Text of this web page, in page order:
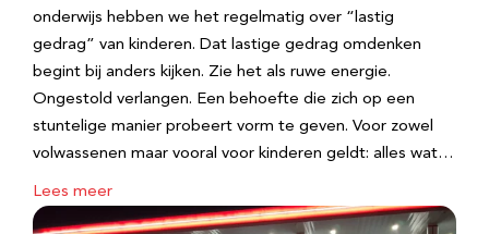
onderwijs hebben we het regelmatig over “lastig
gedrag” van kinderen. Dat lastige gedrag omdenken
begint bij anders kijken. Zie het als ruwe energie.
Ongestold verlangen. Een behoefte die zich op een
stuntelige manier probeert vorm te geven. Voor zowel
volwassenen maar vooral voor kinderen geldt: alles wat…
Lees meer